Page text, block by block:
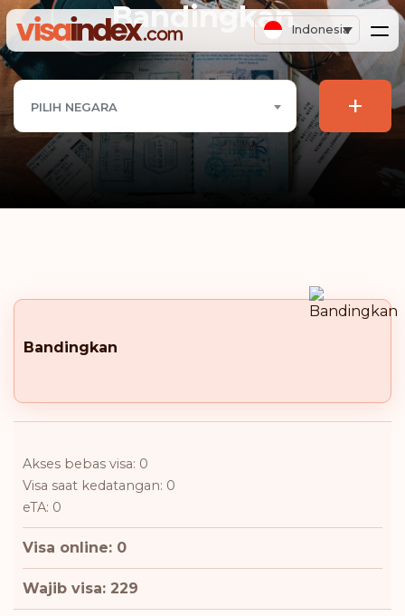
Indonesia
Bandingkan
PILIH NEGARA +
Bandingkan
Akses bebas visa: 0
Visa saat kedatangan: 0
eTA: 0
Visa online: 0
Wajib visa: 229